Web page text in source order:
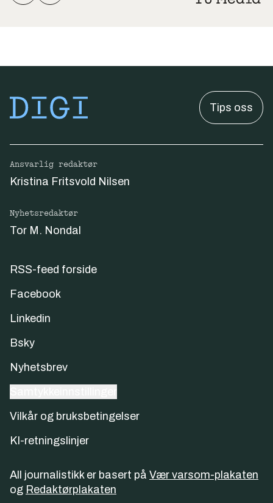
Tips oss
Ansvarlig redaktør
Kristina Fritsvold Nilsen
Nyhetsredaktør
Tor M. Nondal
RSS-feed forside
Facebook
Linkedin
Bsky
Nyhetsbrev
Vilkår og bruksbetingelser
KI-retningslinjer
All journalistikk er basert på Vær varsom-plakaten
og Redaktørplakaten